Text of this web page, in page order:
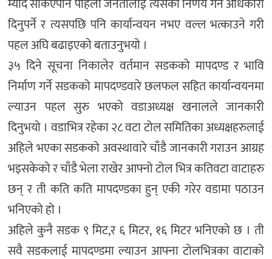
म्याद सकिएपनि पहिला जनतालाई त्यसको निर्णय गर्ने अधिकारी
दिनुपर्ने र त्यसपछि पनि कार्यान्वयन नभए वल्ल भत्काउने गरी
पहल अघि बढाइएको बताउनुभयो ।
३५ दिने सूचना निकालेर वर्तमान सडकको मापदण्ड र भावि
निर्माण गर्ने सडकको मापदण्डवारे छलफल सहित कार्यान्वयनमा
ल्याउन पहल सुरु भएको वडाअध्यक्ष खनालले जानकारी
दिनुभयो । वडाभित्र रहेका २८ वटा टोल समितिका अध्यक्षहरुलाई
अहिले भएका सडकको अवस्थावारे चाँडै जानकारी गराउन आग्रह
भइसकेको र चाँडै भेला राखेर आफ्नो टोल भित्र कतिवटा वाटाहरु
छन् र ती कति कति मापदण्डका हुन् एकी गरेर वडामा पठाउन
भनिएको हो ।
अहिले कुनै सडक ९ मिट,र ६ मिटर, १६ मिटर भनिएको छ । ती
सवै सडकलाई मापदण्डमा ल्याउन आफ्ना टोलभित्रका वाटाको